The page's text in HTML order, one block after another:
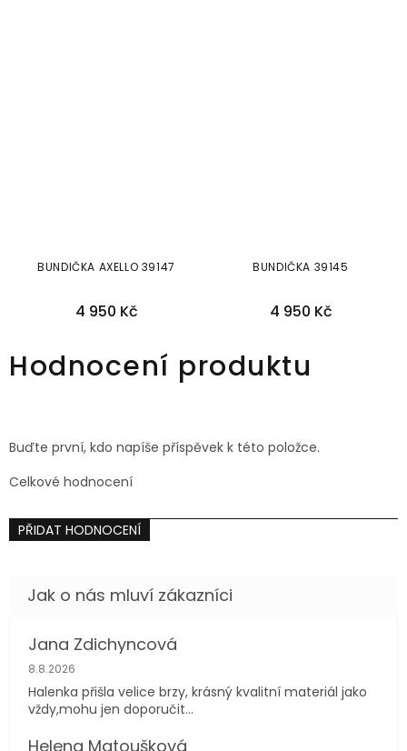
BUNDIČKA AXELLO 39147
4 950 Kč
BUNDIČKA 39145
4 950 Kč
Hodnocení produktu
Buďte první, kdo napíše příspěvek k této položce.
Celkové hodnocení
PŘIDAT HODNOCENÍ
Jana Zdichyncová
Hodnocení obchodu je 5 z 5 hvězdiček.
8.8.2026
Halenka přišla velice brzy, krásný kvalitní materiál jako
vždy,mohu jen doporučit...
Helena Matoušková